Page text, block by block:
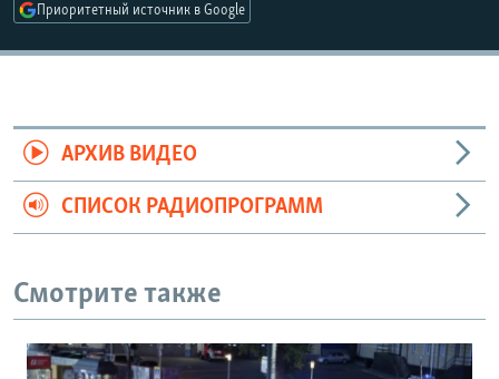
СОЦИАЛЬНЫЕ СЕТИ
Все сайты РСЕ/РС
Приоритетный источник в Google
АРХИВ ВИДЕО
СПИСОК РАДИОПРОГРАММ
Смотрите также